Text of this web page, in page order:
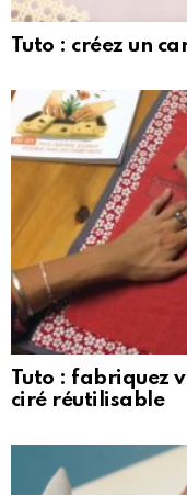
Tuto : créez un
Tuto : fabriquez
ciré réutilisable